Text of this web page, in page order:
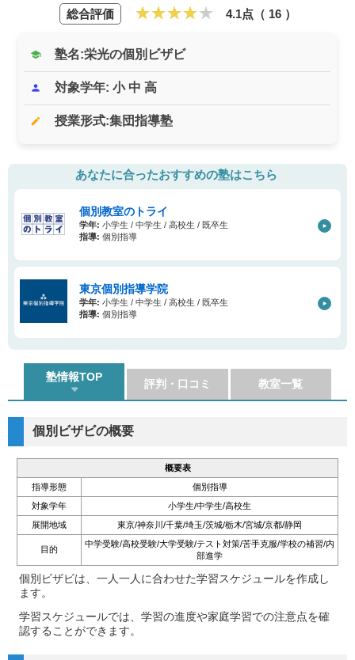
総合評価 4.1点（ 16 ）
school 塾名:栄光の個別ビザビ
person 対象学年: 小 中 高
edit 授業形式:集団指導塾
あなたに合ったおすすめの塾はこちら
個別教室のトライ
学年: 小学生 / 中学生 / 高校生 / 既卒生
指導: 個別指導
東京個別指導学院
学年: 小学生 / 中学生 / 高校生 / 既卒生
指導: 個別指導
塾情報TOP
評判・口コミ 教室一覧
個別ビザビの概要
概要表
指導形態
個別指導
対象学年
小学生/中学生/高校生
展開地域
東京/神奈川/千葉/埼玉/茨城/栃木/宮城/京都/静岡
目的
中学受験/高校受験/大学受験/テスト対策/苦手克服/学校の補習/内
部進学
個別ビザビは、一人一人に合わせた学習スケジュールを作成し
ます。
学習スケジュールでは、学習の進度や家庭学習での注意点を確
認することができます。